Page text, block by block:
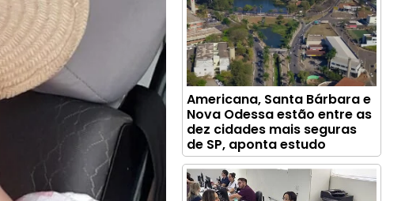
Americana, Santa Bárbara e
Nova Odessa estão entre as
dez cidades mais seguras
de SP, aponta estudo